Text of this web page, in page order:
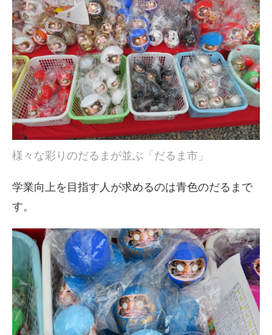
様々な彩りのだるまが並ぶ「だるま市」
学業向上を目指す人が求めるのは青色のだるまで
す。